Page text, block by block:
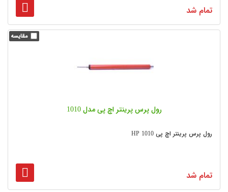
تمام شد
رول پرس پرینتر اچ پی مدل 1010
رول پرس پرینتر اچ پی HP 1010
تمام شد